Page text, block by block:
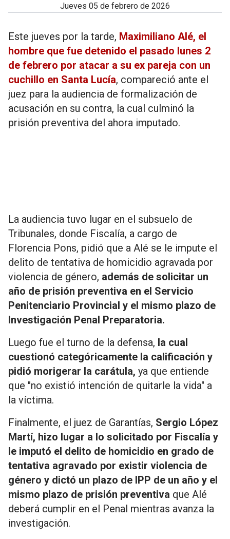
jueves 05 de febrero de 2026
Este jueves por la tarde, Maximiliano Alé, el
hombre que fue detenido el pasado lunes 2
de febrero por atacar a su ex pareja con un
cuchillo en Santa Lucía, compareció ante el
juez para la audiencia de formalización de
acusación en su contra, la cual culminó la
prisión preventiva del ahora imputado.
La audiencia tuvo lugar en el subsuelo de
Tribunales, donde Fiscalía, a cargo de
Florencia Pons, pidió que a Alé se le impute el
delito de tentativa de homicidio agravada por
violencia de género, además de solicitar un
año de prisión preventiva en el Servicio
Penitenciario Provincial y el mismo plazo de
Investigación Penal Preparatoria.
Luego fue el turno de la defensa, la cual
cuestionó categóricamente la calificación y
pidió morigerar la carátula, ya que entiende
que "no existió intención de quitarle la vida" a
la víctima.
Finalmente, el juez de Garantías, Sergio López
Martí, hizo lugar a lo solicitado por Fiscalía y
le imputó el delito de homicidio en grado de
tentativa agravado por existir violencia de
género y dictó un plazo de IPP de un año y el
mismo plazo de prisión preventiva que Alé
deberá cumplir en el Penal mientras avanza la
investigación.